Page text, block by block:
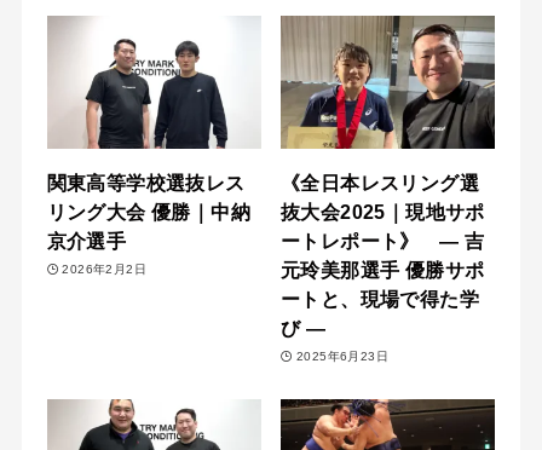
関東高等学校選抜レス
リング大会 優勝｜中納
京介選手
2026年2月2日
《全日本レスリング選
抜大会2025｜現地サポ
ートレポート》 — 吉
元玲美那選手 優勝サポ
ートと、現場で得た学
び —
2025年6月23日